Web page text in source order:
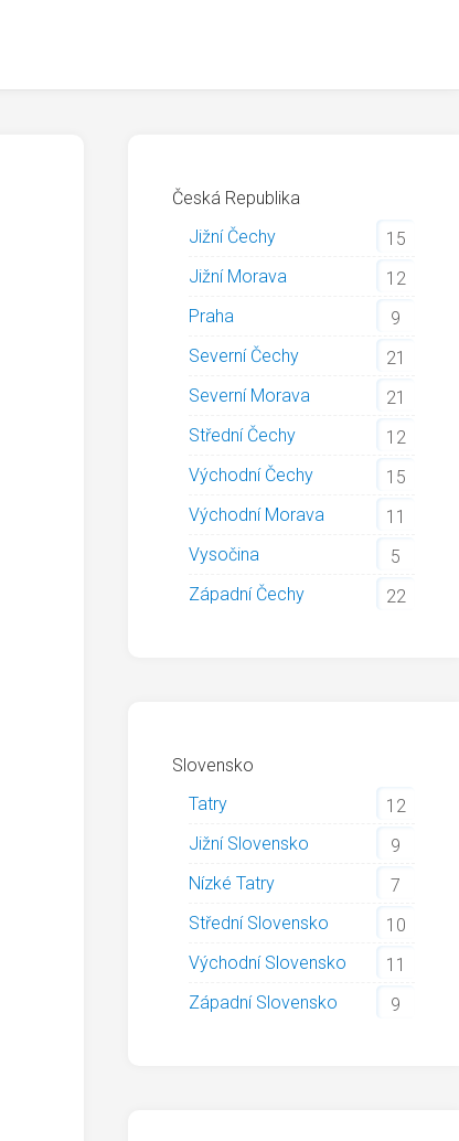
Česká Republika
Jižní Čechy
15
Jižní Morava
12
Praha
9
Severní Čechy
21
Severní Morava
21
Střední Čechy
12
Východní Čechy
15
Východní Morava
11
Vysočina
5
Západní Čechy
22
Slovensko
Tatry
12
Jižní Slovensko
9
Nízké Tatry
7
Střední Slovensko
10
Východní Slovensko
11
Západní Slovensko
9